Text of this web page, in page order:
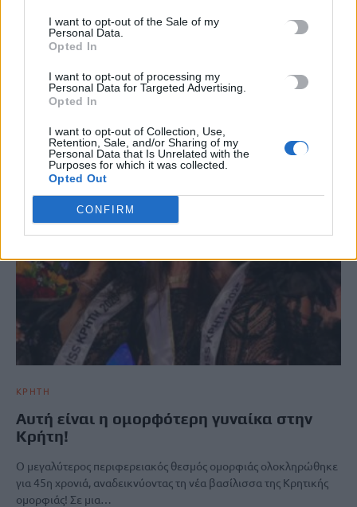
I want to opt-out of the Sale of my
Personal Data.
Opted In
I want to opt-out of processing my
Personal Data for Targeted Advertising.
Opted In
I want to opt-out of Collection, Use,
Retention, Sale, and/or Sharing of my
Personal Data that Is Unrelated with the
Purposes for which it was collected.
Opted Out
CONFIRM
ΣΧΕΤΙΚΆ ΆΡΘΡΑ
ΚΡΗΤΗ
Αυτή είναι η ομορφότερη γυναίκα στην
Κρήτη!
Ο μεγαλύτερος περιφερειακός θεσμός ομορφιάς ολοκληρώθηκε
για 45η χρονιά, αναδεικνύοντας τη νέα βασίλισσα της Κρητικής
ομορφιάς! Σε μια…